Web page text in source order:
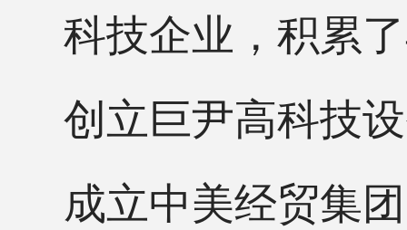
科技企业，积累
创立巨尹高科技
成立中美经贸集